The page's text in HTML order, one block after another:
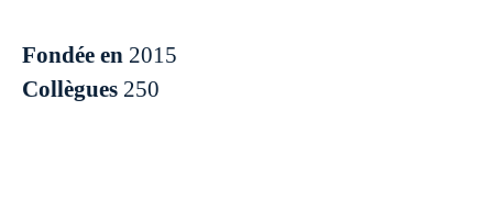
Fondée en 2015
Collègues 250